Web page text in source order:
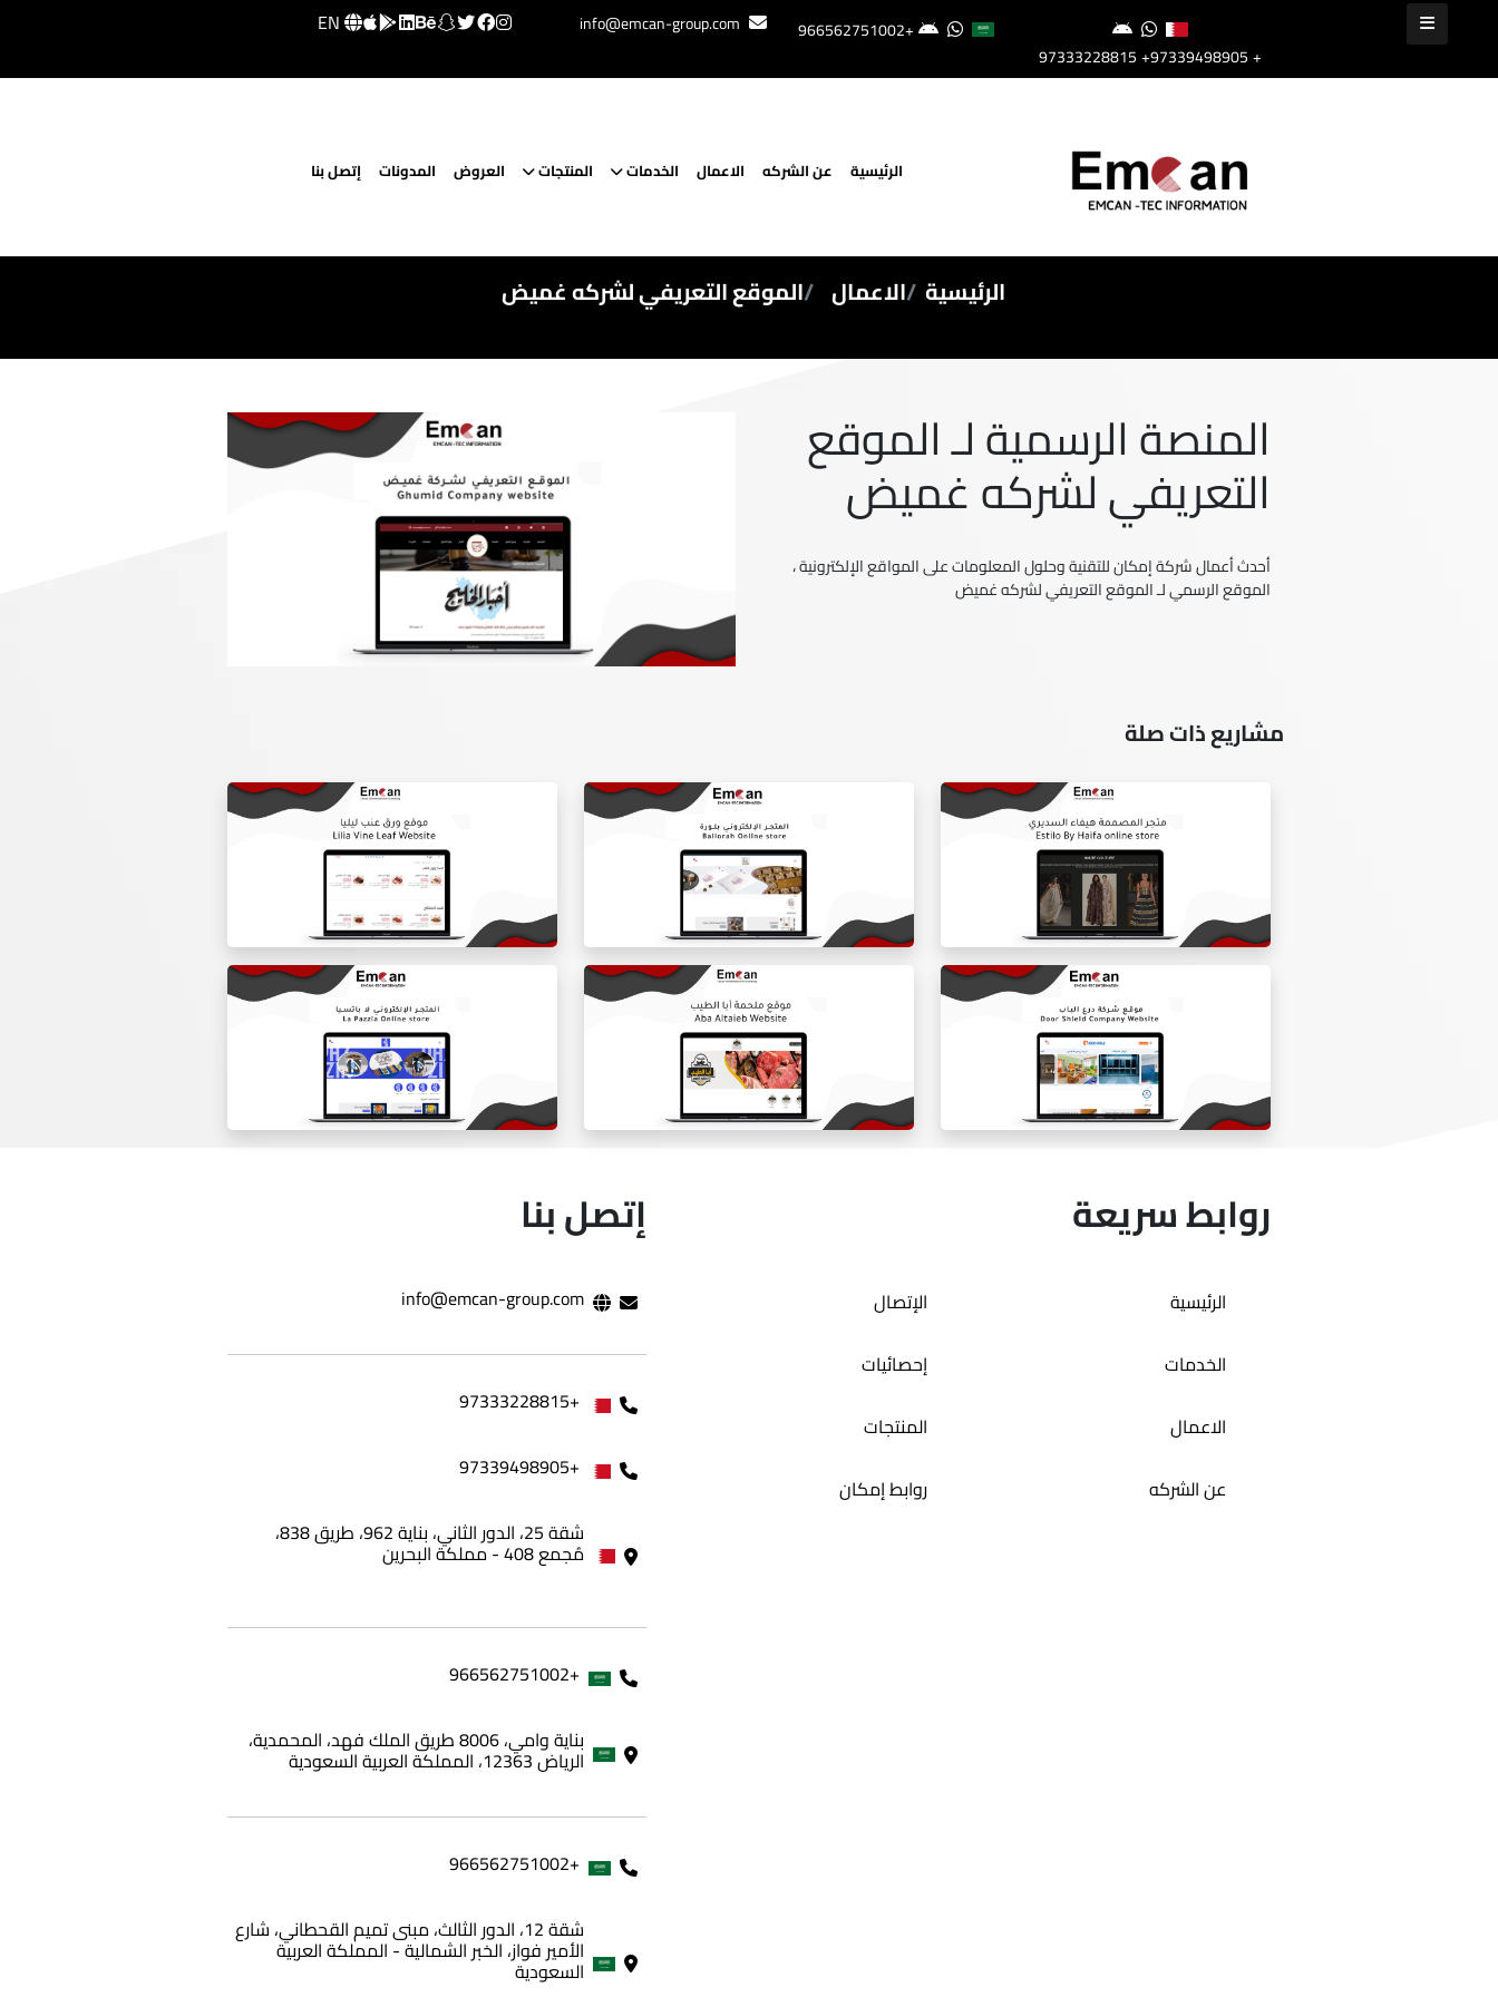
+97333228815
+97339498905
+966562751002
info@emcan-group.com
الرئيسية عن الشركه الاعمال الخدمات المنتجات العروض المدونات إتصل بنا
الرئيسية الاعمال الموقع التعريفي لشركه غميض
المنصة الرسمية لـ الموقع
التعريفي لشركه غميض
أحدث أعمال شركة إمكان للتقنية وحلول المعلومات على المواقع الإلكترونية ،
الموقع الرسمي لـ الموقع التعريفي لشركه غميض
مشاريع ذات صلة
متجر المصممه هيفاء السديري المتجر الالكتروني بلوره موقع ورق عنب ليلي
موقع شركه درع الباب المتجر الاكتروني لا باتسيا
روابط سريعة
الرئيسية
الخدمات
الاعمال
عن الشركه
الإتصال
إحصائيات
المنتجات
روابط إمكان
إتصل بنا
info@emcan-group.com
+97333228815
+97339498905
شقة 25، الدور الثاني، بناية 962، طريق 838،
مُجمع 408 - مملكة البحرين
+966562751002
بناية وامي، 8006 طريق الملك فهد، المحمدية،
الرياض 12363، المملكة العربية السعودية
+966562751002
شقة 12، الدور الثالث، مبنى تميم القحطاني، شارع
الأمير فواز، الخبر الشمالية - المملكة العربية
السعودية